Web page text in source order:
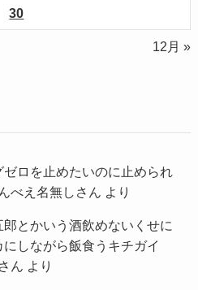
30
12月 »
ゼロを止めたいのに止められ
べえ名無しさん より
郎とかいう酒飲めないくせに
しながら飯食うキチガイ
ん より